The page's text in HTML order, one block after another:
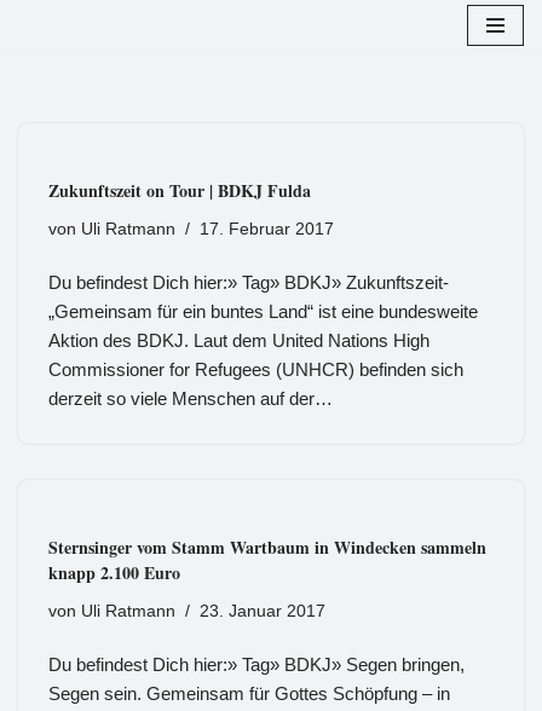
Zukunftszeit on Tour | BDKJ Fulda
von Uli Ratmann 17. Februar 2017
Du befindest Dich hier:» Tag» BDKJ» Zukunftszeit-
„Gemeinsam für ein buntes Land“ ist eine bundesweite
Aktion des BDKJ. Laut dem United Nations High
Commissioner for Refugees (UNHCR) befinden sich
derzeit so viele Menschen auf der…
Sternsinger vom Stamm Wartbaum in Windecken sammeln
knapp 2.100 Euro
von Uli Ratmann 23. Januar 2017
Du befindest Dich hier:» Tag» BDKJ» Segen bringen,
Segen sein. Gemeinsam für Gottes Schöpfung – in